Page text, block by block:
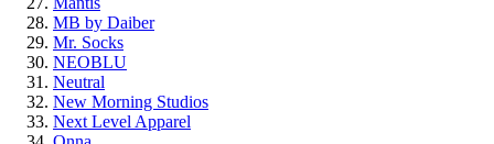
MB by Daiber
Mr. Socks
NEOBLU
Neutral
New Morning Studios
Next Level Apparel